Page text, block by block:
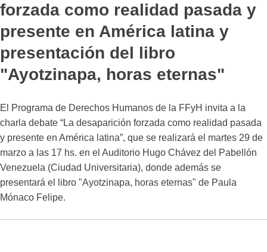
forzada como realidad pasada y
presente en América latina y
presentación del libro
"Ayotzinapa, horas eternas"
El Programa de Derechos Humanos de la FFyH invita a la
charla debate “La desaparición forzada como realidad pasada
y presente en América latina”, que se realizará el martes 29 de
marzo a las 17 hs. en el Auditorio Hugo Chávez del Pabellón
Venezuela (Ciudad Universitaria), donde además se
presentará el libro "Ayotzinapa, horas eternas" de Paula
Mónaco Felipe.